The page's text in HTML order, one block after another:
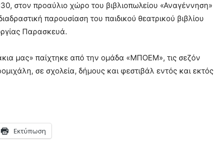
στον προαύλιο χώρο του βιβλιοπωλείου «Αναγέννηση»
παρουσίαση του παιδικού θεατρικού βιβλίου
Παρασκευά.
μας» παίχτηκε από την ομάδα «ΜΠΟΕΜ», τις σεζόν
σε σχολεία, δήμους και φεστιβάλ εντός και εκτός
Εκτύπωση